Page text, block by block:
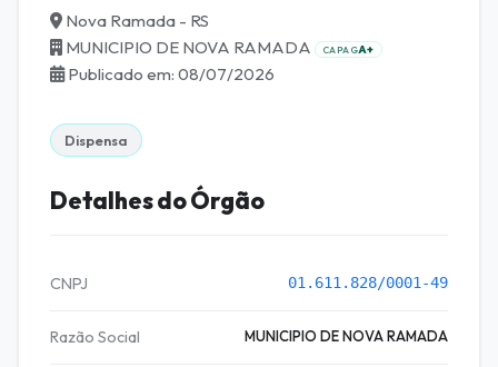
Nova Ramada - RS
MUNICIPIO DE NOVA RAMADA
CAPAGA+
Publicado em: 08/07/2026
Dispensa
Detalhes do Órgão
CNPJ 01.611.828/0001-49
Razão Social MUNICIPIO DE NOVA RAMADA